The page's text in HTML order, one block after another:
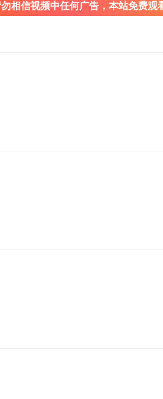
相信视频中任何广告，本站免费观